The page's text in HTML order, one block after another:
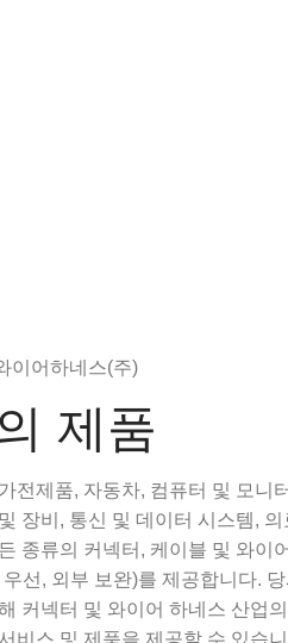
이어하네스(주)
제품
전제품, 자동차, 컴퓨터 및 모니
장비, 통신 및 데이터 시스템,
종류의 커넥터, 케이블 및 와이
선, 외부 보완)를 제공합니다.
커넥터 및 와이어 하네스 산업